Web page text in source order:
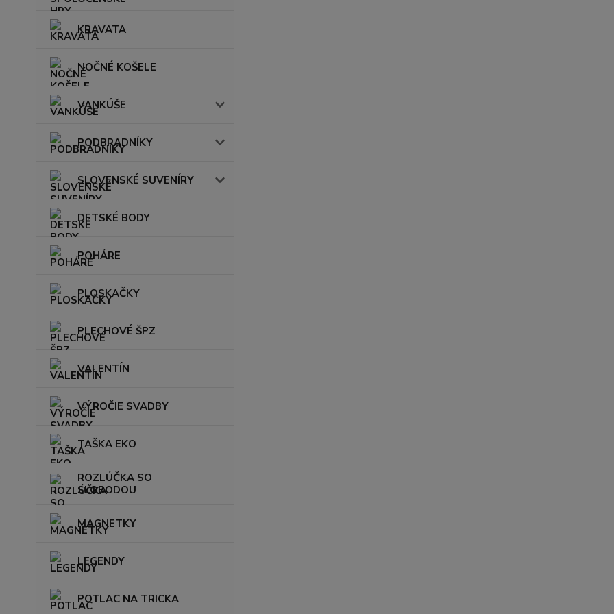
KRAVATA
NOČNÉ KOŠELE
VANKÚŠE
PODBRADNÍKY
SLOVENSKÉ SUVENÍRY
DETSKÉ BODY
POHÁRE
PLOSKAČKY
PLECHOVÉ ŠPZ
VALENTÍN
VÝROČIE SVADBY
TAŠKA EKO
ROZLÚČKA SO
SLOBODOU
MAGNETKY
LEGENDY
POTLAC NA TRICKA